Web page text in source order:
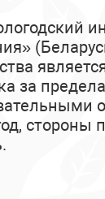
за
стороны